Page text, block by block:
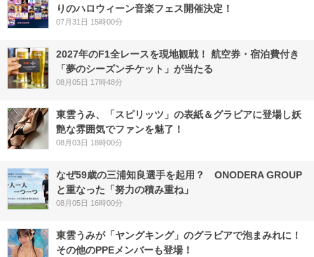
りのハロウィーン音楽フェス開催決定！
07月31日 15時00分
2027年のF1全レースを現地観戦！ 航空券・宿泊費付き
「夢のシーズンチケット」が当たる
08月05日 17時48分
東雲うみ、「スピリッツ」の表紙＆グラビアに登場し妖
艶な雰囲気でファンを魅了！
08月03日 18時00分
なぜ59歳の三浦知良選手を起用？ ONODERA GROUP
と重なった「努力の積み重ね」
08月05日 16時00分
東雲うみが「ヤングキング」のグラビアで泡まみれに！
その他のPPEメンバーも登場！